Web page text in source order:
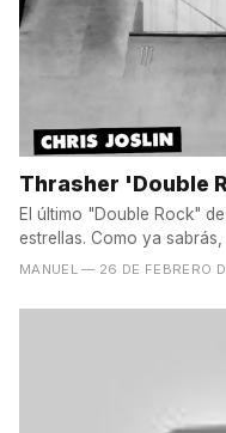
Thrasher 'Double
El último "Double Rock"
estrellas. Como ya
MANUEL — 26 DE FEBRERO